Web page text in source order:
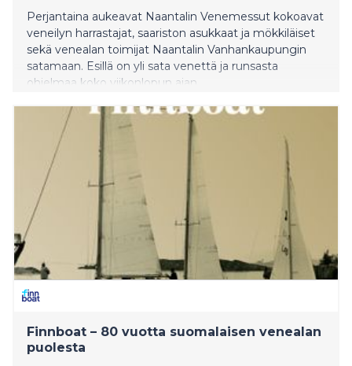
Perjantaina aukeavat Naantalin Venemessut kokoavat
veneilyn harrastajat, saariston asukkaat ja mökkiläiset
sekä venealan toimijat Naantalin Vanhankaupungin
satamaan. Esillä on yli sata venettä ja runsasta
ohjelmaa koko viikonlopun ajan.
Finnboat – 80 vuotta suomalaisen venealan
puolesta